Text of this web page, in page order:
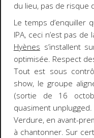
du lieu, pas de risque
Le temps d’enquiller
IPA, ceci n’est pas
Hyènes s’installent
optimisée. Respect
Tout est sous
show, le groupe
(sortie de 16
quasiment
Verdure, en avant-
à chantonner. Sur